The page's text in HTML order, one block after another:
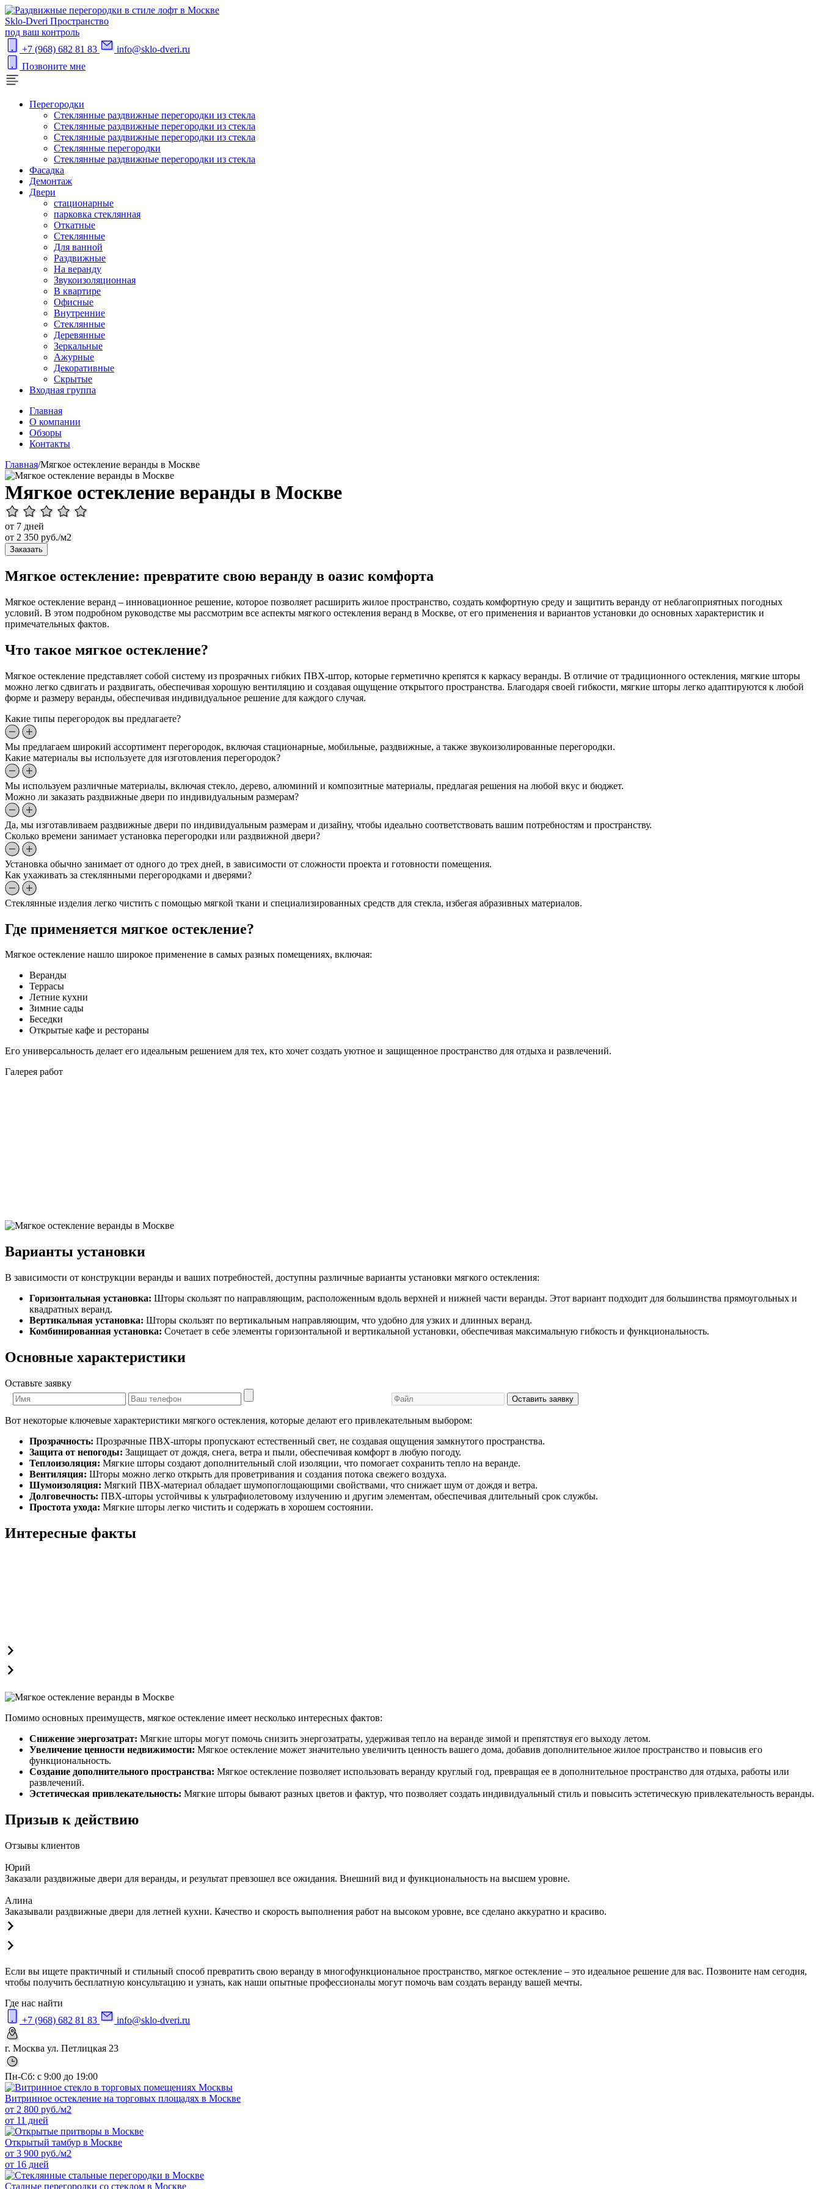
Sklo-Dveri Пространство
под ваш контроль
+7 (968) 682 81 83
info@sklo-dveri.ru
Позвоните мне
Перегородки
Стеклянные раздвижные перегородки из стекла
Стеклянные раздвижные перегородки из стекла
Стеклянные раздвижные перегородки из стекла
Стеклянные перегородки
Стеклянные раздвижные перегородки из стекла
Фасадка
Демонтаж
Двери
стационарные
парковка стеклянная
Откатные
Стеклянные
Для ванной
Раздвижные
На веранду
Звукоизоляционная
В квартире
Офисные
Внутренние
Стеклянные
Деревянные
Зеркальные
Ажурные
Декоративные
Скрытые
Входная группа
Главная
О компании
Обзоры
Контакты
Главная/Мягкое остекление веранды в Москве
Мягкое остекление веранды в Москве
от 7 дней
от 2 350 руб./м2
Заказать
Мягкое остекление: превратите свою веранду в оазис комфорта
Мягкое остекление веранд – инновационное решение, которое позволяет расширить жилое пространство, создать комфортную среду и защитить веранду от неблагоприятных погодных
условий. В этом подробном руководстве мы рассмотрим все аспекты мягкого остекления веранд в Москве, от его применения и вариантов установки до основных характеристик и
примечательных фактов.
Что такое мягкое остекление?
Мягкое остекление представляет собой систему из прозрачных гибких ПВХ-штор, которые герметично крепятся к каркасу веранды. В отличие от традиционного остекления, мягкие шторы
можно легко сдвигать и раздвигать, обеспечивая хорошую вентиляцию и создавая ощущение открытого пространства. Благодаря своей гибкости, мягкие шторы легко адаптируются к любой
форме и размеру веранды, обеспечивая индивидуальное решение для каждого случая.
Какие типы перегородок вы предлагаете?
Мы предлагаем широкий ассортимент перегородок, включая стационарные, мобильные, раздвижные, а также звукоизолированные перегородки.
Какие материалы вы используете для изготовления перегородок?
Мы используем различные материалы, включая стекло, дерево, алюминий и композитные материалы, предлагая решения на любой вкус и бюджет.
Можно ли заказать раздвижные двери по индивидуальным размерам?
Да, мы изготавливаем раздвижные двери по индивидуальным размерам и дизайну, чтобы идеально соответствовать вашим потребностям и пространству.
Сколько времени занимает установка перегородки или раздвижной двери?
Установка обычно занимает от одного до трех дней, в зависимости от сложности проекта и готовности помещения.
Как ухаживать за стеклянными перегородками и дверями?
Стеклянные изделия легко чистить с помощью мягкой ткани и специализированных средств для стекла, избегая абразивных материалов.
Где применяется мягкое остекление?
Мягкое остекление нашло широкое применение в самых разных помещениях, включая:
Веранды
Террасы
Летние кухни
Зимние сады
Беседки
Открытые кафе и рестораны
Его универсальность делает его идеальным решением для тех, кто хочет создать уютное и защищенное пространство для отдыха и развлечений.
Галерея работ
Варианты установки
В зависимости от конструкции веранды и ваших потребностей, доступны различные варианты установки мягкого остекления:
Горизонтальная установка: Шторы скользят по направляющим, расположенным вдоль верхней и нижней части веранды. Этот вариант подходит для большинства прямоугольных и
квадратных веранд.
Вертикальная установка: Шторы скользят по вертикальным направляющим, что удобно для узких и длинных веранд.
Комбинированная установка: Сочетает в себе элементы горизонтальной и вертикальной установки, обеспечивая максимальную гибкость и функциональность.
Основные характеристики
Оставьте заявку
Оставить заявку
Вот некоторые ключевые характеристики мягкого остекления, которые делают его привлекательным выбором:
Прозрачность: Прозрачные ПВХ-шторы пропускают естественный свет, не создавая ощущения замкнутого пространства.
Защита от непогоды: Защищает от дождя, снега, ветра и пыли, обеспечивая комфорт в любую погоду.
Теплоизоляция: Мягкие шторы создают дополнительный слой изоляции, что помогает сохранить тепло на веранде.
Вентиляция: Шторы можно легко открыть для проветривания и создания потока свежего воздуха.
Шумоизоляция: Мягкий ПВХ-материал обладает шумопоглощающими свойствами, что снижает шум от дождя и ветра.
Долговечность: ПВХ-шторы устойчивы к ультрафиолетовому излучению и другим элементам, обеспечивая длительный срок службы.
Простота ухода: Мягкие шторы легко чистить и содержать в хорошем состоянии.
Интересные факты
Помимо основных преимуществ, мягкое остекление имеет несколько интересных фактов:
Снижение энергозатрат: Мягкие шторы могут помочь снизить энергозатраты, удерживая тепло на веранде зимой и препятствуя его выходу летом.
Увеличение ценности недвижимости: Мягкое остекление может значительно увеличить ценность вашего дома, добавив дополнительное жилое пространство и повысив его
функциональность.
Создание дополнительного пространства: Мягкое остекление позволяет использовать веранду круглый год, превращая ее в дополнительное пространство для отдыха, работы или
развлечений.
Эстетическая привлекательность: Мягкие шторы бывают разных цветов и фактур, что позволяет создать индивидуальный стиль и повысить эстетическую привлекательность веранды.
Призыв к действию
Отзывы клиентов
Юрий
Заказали раздвижные двери для веранды, и результат превзошел все ожидания. Внешний вид и функциональность на высшем уровне.
Алина
Заказывали раздвижные двери для летней кухни. Качество и скорость выполнения работ на высоком уровне, все сделано аккуратно и красиво.
Если вы ищете практичный и стильный способ превратить свою веранду в многофункциональное пространство, мягкое остекление – это идеальное решение для вас. Позвоните нам сегодня,
чтобы получить бесплатную консультацию и узнать, как наши опытные профессионалы могут помочь вам создать веранду вашей мечты.
Где нас найти
+7 (968) 682 81 83
info@sklo-dveri.ru
г. Москва ул. Петлицкая 23
Пн-Сб: с 9:00 до 19:00
Витринное остекление на торговых площадях в Москве
от 2 800 руб./м2
от 11 дней
Открытый тамбур в Москве
от 3 900 руб./м2
от 16 дней
Сталные перегородки со стеклом в Москве